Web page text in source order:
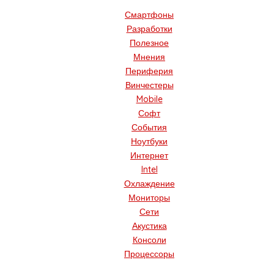
Смартфоны
Разработки
Полезное
Мнения
Периферия
Винчестеры
Mobile
Софт
События
Ноутбуки
Интернет
Intel
Охлаждение
Мониторы
Сети
Акустика
Консоли
Процессоры